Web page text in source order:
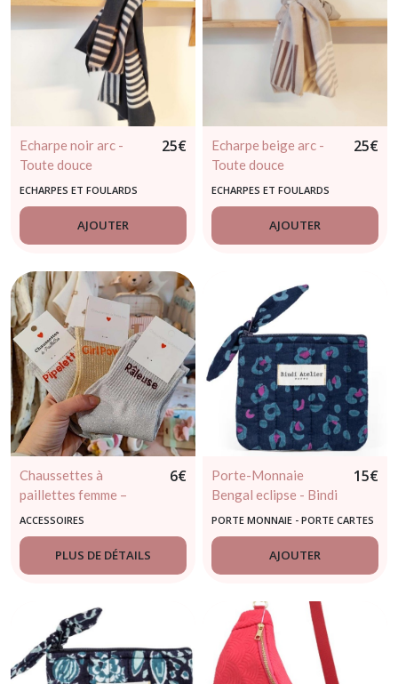
Echarpe noir arc -
Toute douce
25€
ECHARPES ET FOULARDS
AJOUTER
Echarpe beige arc -
Toute douce
25€
ECHARPES ET FOULARDS
AJOUTER
Chaussettes à
paillettes femme –
Noter Râleuse,
Pipelette, Drôle ou Girl
Power
6€
ACCESSOIRES
PLUS DE DÉTAILS
Porte-Monnaie
Bengal eclipse - Bindi
Atelier
15€
PORTE MONNAIE - PORTE CARTES
- PORTE-CLÉS
AJOUTER